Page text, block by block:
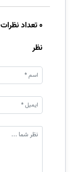
0 تعداد نظرات
نظر